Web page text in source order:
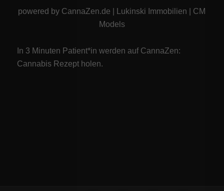
powered by CannaZen.de Lukinski Immobilien
CM
Models
In 3 Minuten Patient*in werden auf CannaZen:
Cannabis Rezeptholen.